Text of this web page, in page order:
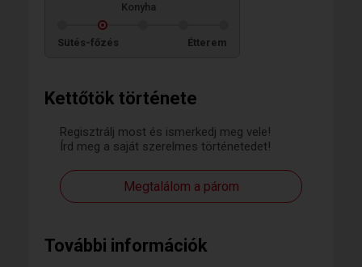
Kettőtök története
Regisztrálj most és ismerkedj meg vele!
Írd meg a saját szerelmes történetedet!
Megtalálom a párom
További információk
Konyha
Sütés-főzés Étterem